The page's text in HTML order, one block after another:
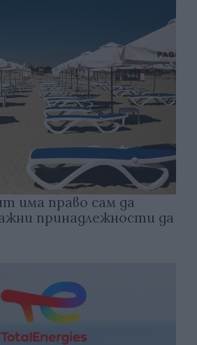
има право сам да
принадлежности да